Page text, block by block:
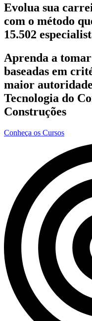
Evolua sua
com o método
15.502
Aprenda a tomar
baseadas em
maior
Tecnologia do
Construções
Conheça os Cursos